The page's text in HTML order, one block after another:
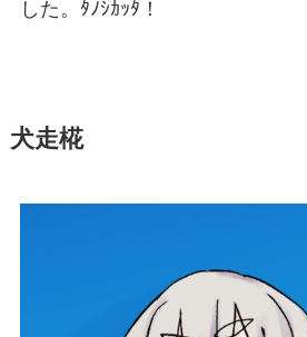
した。ﾀﾉｼｶｯﾀ！
犬走椛